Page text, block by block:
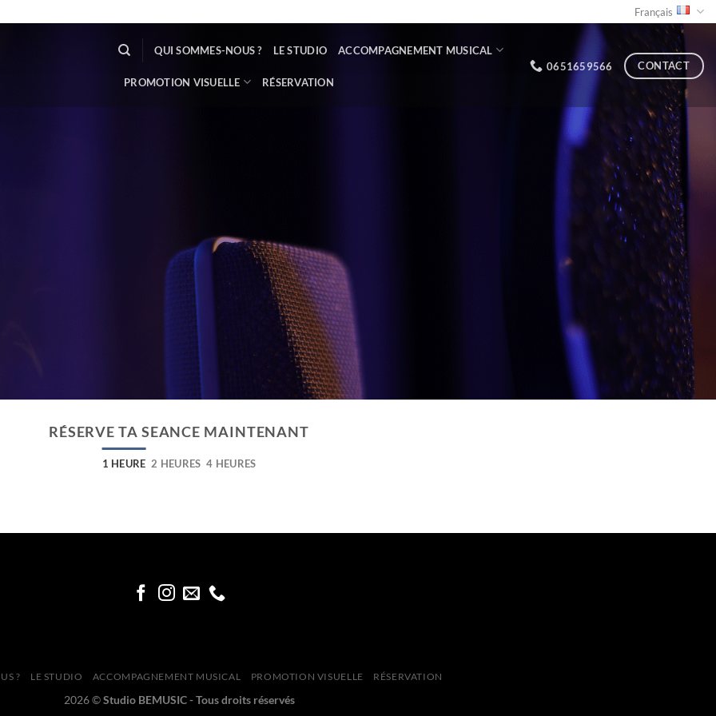
Français
QUI SOMMES-NOUS ? LE STUDIO ACCOMPAGNEMENT MUSICAL
PROMOTION VISUELLE RÉSERVATION
0651659566 CONTACT
RÉSERVE TA SEANCE MAINTENANT
1 HEURE 2 HEURES 4 HEURES
? LE STUDIO ACCOMPAGNEMENT MUSICAL PROMOTION VISUELLE RÉSERVATION
2026 ©Studio BEMUSIC - Tous droits réservés